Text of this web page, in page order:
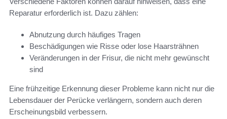
Reparatur erforderlich ist. Dazu zählen:
Abnutzung durch häufiges Tragen
Beschädigungen wie Risse oder lose Haarsträhnen
Veränderungen in der Frisur, die nicht mehr gewünscht
sind
Eine frühzeitige Erkennung dieser Probleme kann nicht nur die
Lebensdauer der Perücke verlängern, sondern auch deren
Erscheinungsbild verbessern.